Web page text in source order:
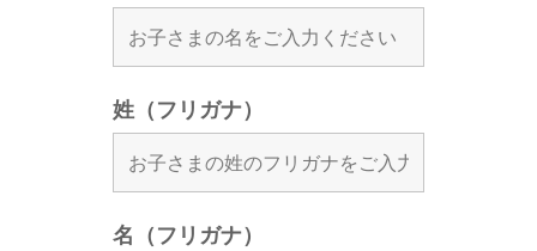
姓（フリガナ）
名（フリガナ）